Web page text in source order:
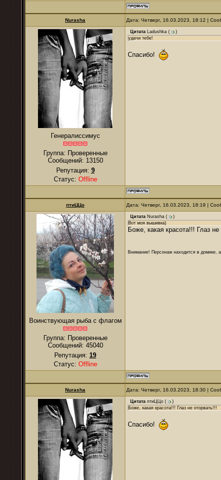
Nurаsha Дата: Четверг, 16.03.2023, 18:12 |
Генералиссимус
Группа: Проверенные
Сообщений: 13150
Репутация: 9
Статус: Offline
Цитата Ladushkа (
)
удачи тебе!
Спасибо!
птиЦЦо Дата: Четверг, 16.03.2023, 18:19 |
Воинствующая рыба с флагом
Группа: Проверенные
Сообщений: 45040
Репутация: 19
Статус: Offline
Цитата Nurаsha (
)
Вот моя вышивка)
Боже, какая красота!!! Глаз не
Внимание! Персонаж находится в домике,
Nurаsha Дата: Четверг, 16.03.2023, 18:30 |
Цитата птиЦЦо (
)
Боже, какая красота!!! Глаз не оторвать!!!
Спасибо!